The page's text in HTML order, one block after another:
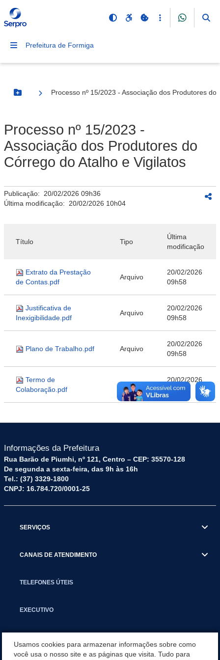
Prefeitura de Formiga
Botão Menu
Processo nº 15/2023 - Associação dos Produtores
Processo nº 15/2023 -
Associação dos Produtores do
Córrego do Atalho e Vigilatos
Publicação: 20/02/2026 09h36
Última modificação: 20/02/2026 10h04
Título Tipo
Última
modificação
Extrato da Prestação
de Contas.pdf
Arquivo
20/02/2026
09h58
Justificativa de
Inexigibilidade.pdf
Arquivo
20/02/2026
09h58
Plano de Trabalho.pdf Arquivo
20/02/2026
09h58
Termo de
Colaboração.pdf
Arquivo
20/02/2026
09h58
Informações da Prefeitura
Rua Barão de Piumhi, nº 121, Centro – CEP: 35570-128
De segunda a sexta-feira, das 9h às 16h
Tel.: (37) 3329-1800
CNPJ: 16.784.720/0001-25
SERVIÇOS
CANAIS DE ATENDIMENTO
TELEFONES ÚTEIS
EXECUTIVO
Usamos cookies para armazenar informações sobre como
você usa o nosso site e as páginas que visita. Tudo para